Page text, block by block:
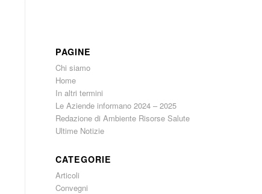
PAGINE
Chi siamo
Home
In altri termini
Le Aziende informano 2024 – 2025
Redazione di Ambiente Risorse Salute
Ultime Notizie
CATEGORIE
Articoli
Convegni